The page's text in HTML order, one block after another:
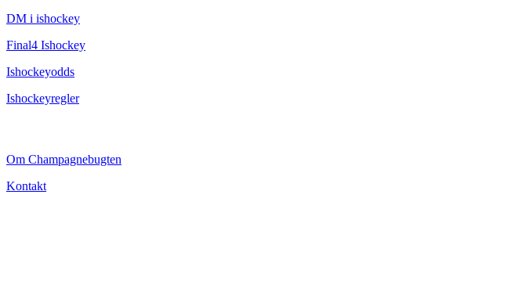
DM i ishockey
Final4 Ishockey
Ishockeyodds
Ishockeyregler
Om Champagnebugten
Kontakt